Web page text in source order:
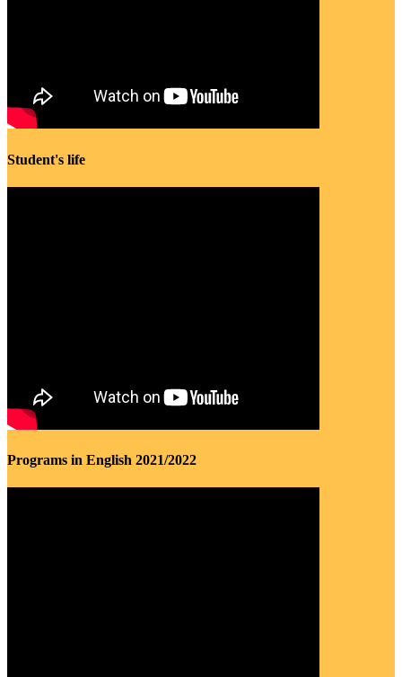
Student's life
Programs in English 2021/2022